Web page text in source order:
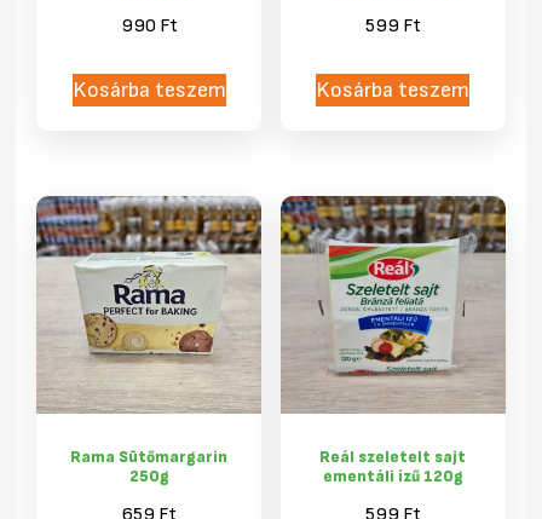
990 Ft
Kosárba teszem
599 Ft
Kosárba teszem
Rama Sütőmargarin
250g
Reál szeletelt sajt
ementáli ízű 120g